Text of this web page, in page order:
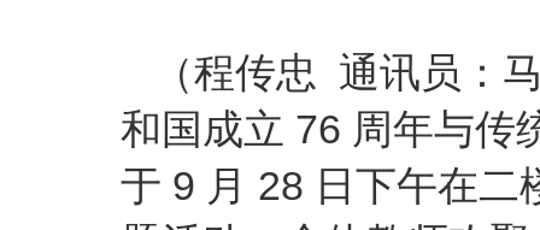
（程传忠 通讯员：
和国成立 76 周年与传
于 9 月 28 日下午在二